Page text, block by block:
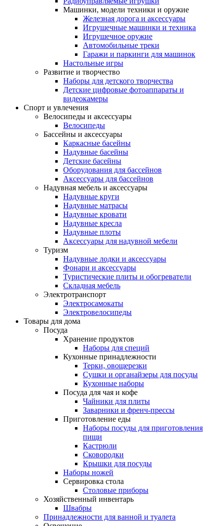
Машинки, модели техники и оружие
Железная дорога и аксессуары
Игрушечные машинки и техника
Игрушечное оружие
Автомобильные треки
Гаражи и паркинги для машинок
Настольные игры
Развитие и творчество
Наборы для детского творчества
Детские цифровые фотоаппараты и
видеокамеры
Спорт и увлечения
Велосипеды и аксессуары
Велосипеды
Бассейны и аксессуары
Каркасные басейны
Надувные басейны
Детские басейны
Оборудования для бассейнов
Аксессуары для бассейнов
Надувная мебель и аксессуары
Надувные круги
Надувные матрасы
Надувные кровати
Надувные кресла
Надувные плоты
Аксессуары для надувной мебели
Туризм
Надувные лодки и аксессуары
Фонари и аксессуары
Туристические плиты и обогреватели
Складная мебель
Электротранспорт
Электросамокаты
Электровелосипеды
Товары для дома
Посуда
Хранение продуктов
Наборы для специй
Кухонные принадлежности
Терки, овощерезки
Сушки и органайзеры для посуды
Кухонные наборы
Посуда для чая и кофе
Чайники для плиты
Заварники и френч-прессы
Приготовление еды
Наборы посуды для приготовления
пищи
Кастрюли
Сковородки
Крышки для посуды
Наборы ножей
Сервировка стола
Столовые приборы
Хозяйственный инвентарь
Швабры
Принадлежности для ванной и туалета